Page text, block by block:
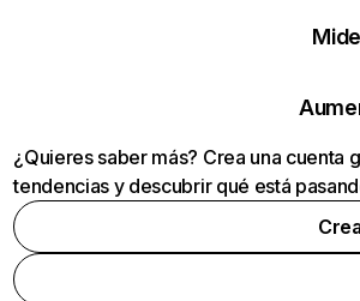
¿Quieres saber más? Crea una cuenta
tendencias y descubrir qué está